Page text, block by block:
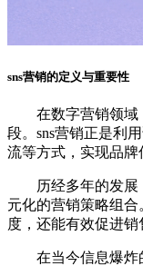
sns营销的定义与重要性
在数字营销领域，
段。sns营销正是利
流等方式，实现品牌
历经多年的发展，
元化的营销策略组
度，还能有效促进销
在当今信息爆炸的